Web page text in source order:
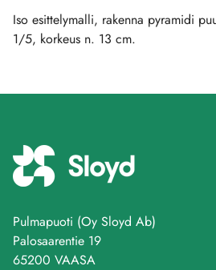
Iso esittelymalli, rakenna pyramidi
1/5, korkeus n. 13 cm.
Pulmapuoti (Oy Sloyd Ab)
Palosaarentie 19
65200 VAASA